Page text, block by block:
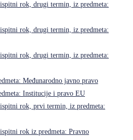
rok, drugi termin, iz predmeta:
rok, drugi termin, iz predmeta:
rok, drugi termin, iz predmeta:
Međunarodno javno pravo
Institucije i pravo EU
rok, prvi termin, iz predmeta:
rok iz predmeta: Pravno